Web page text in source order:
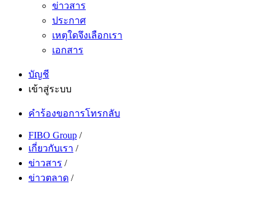
ข่าวสาร
ประกาศ
เหตุใดจึงเลือกเรา
เอกสาร
บัญชี
เข้าสู่ระบบ
คำร้องขอการโทรกลับ
FIBO Group /
เกี่ยวกับเรา /
ข่าวสาร /
ข่าวตลาด /